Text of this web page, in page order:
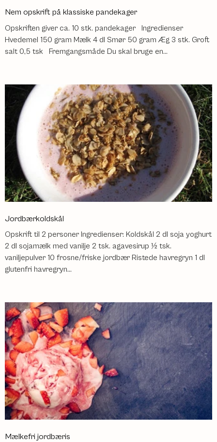
Nem opskrift på klassiske pandekager
Opskriften giver ca. 10 stk. pandekager Ingredienser
Hvedemel 150 gram Mælk 4 dl Smør 50 gram Æg 3 stk. Groft
salt 0,5 tsk Fremgangsmåde Du skal bruge en...
Jordbærkoldskål
Opskrift til 2 personer Ingredienser: Koldskål 2 dl soja yoghurt
2 dl sojamælk med vanilje 2 tsk. agavesirup ½ tsk.
vaniljepulver 10 frosne/friske jordbær Ristede havregryn 1 dl
glutenfri havregryn...
Mælkefri jordbæris